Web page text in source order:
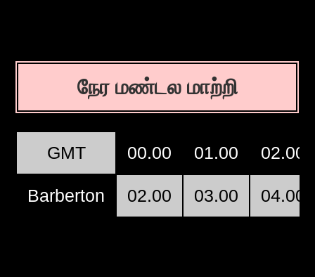
நேர மண்டல மாற்றி
GMT 00.00 01.00 02.00
Barberton 02.00 03.00 04.00